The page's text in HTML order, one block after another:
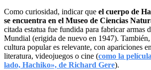
Como curiosidad, indicar que el cuerpo de
se encuentra en el Museo de Ciencias
citada estatua fue fundida para fabricar armas
Mundial (erigida de nuevo en 1947). También,
cultura popular es relevante, con apariciones
literatura, videojuegos o cine (como la
lado, Hachiko», de Richard Gere).